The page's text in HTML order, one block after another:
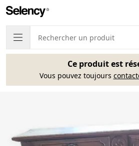
Ce produit est
Vous pouvez toujours